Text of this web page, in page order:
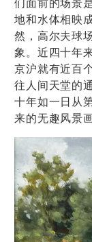
们面前的场景
地和水体相映
然，高尔夫球
象。近四十年
京沪就有近百
往人间天堂的
十年如一日从
来的无趣风景